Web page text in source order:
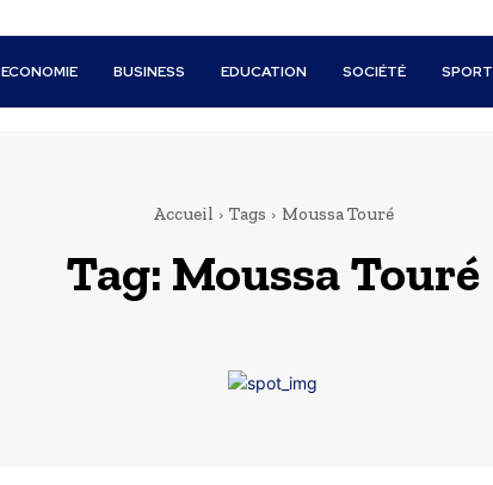
ECONOMIE BUSINESS EDUCATION SOCIÉTÉ SPORT
Accueil Tags Moussa Touré
Tag: Moussa Touré